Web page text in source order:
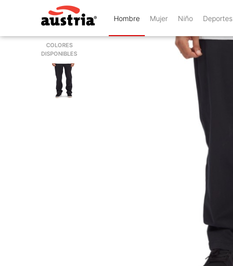
Hombre Mujer Niño Deportes
COLORES
DISPONIBLES